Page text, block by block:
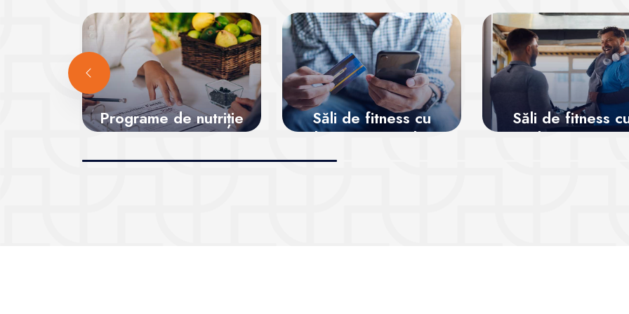
Programe de nutriție
Vezi sălile
Săli de fitness cu
abonamente online
Săli de fitness
abonamente